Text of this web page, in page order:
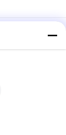
sal chili IS
BAP HACCP
240 g